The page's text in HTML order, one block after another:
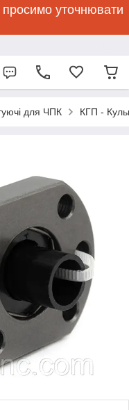
уточнювати
для ЧПК КГП -